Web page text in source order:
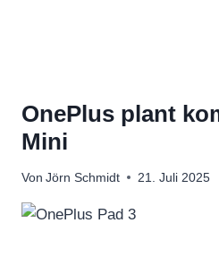
OnePlus plant
Mini
Von Jörn Schmidt 21. Juli 2025